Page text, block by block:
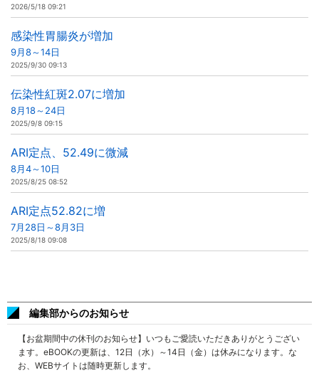
2026/5/18 09:21
感染性胃腸炎が増加
9月8～14日
2025/9/30 09:13
伝染性紅斑2.07に増加
8月18～24日
2025/9/8 09:15
ARI定点、52.49に微減
8月4～10日
2025/8/25 08:52
ARI定点52.82に増
7月28日～8月3日
2025/8/18 09:08
編集部からのお知らせ
【お盆期間中の休刊のお知らせ】いつもご愛読いただきありがとうござい
ます。eBOOKの更新は、12日（水）～14日（金）は休みになります。な
お、WEBサイトは随時更新します。